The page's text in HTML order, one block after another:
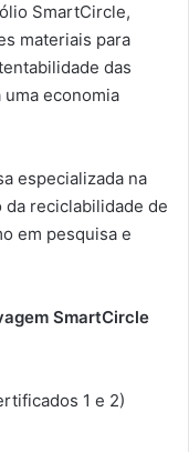
SmartCircle,
materiais para
das
uma economia
especializada na
da reciclabilidade de
em pesquisa e
SmartCircle
1 e 2)